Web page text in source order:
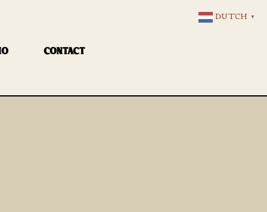
CONTACT
DUTCH ▼